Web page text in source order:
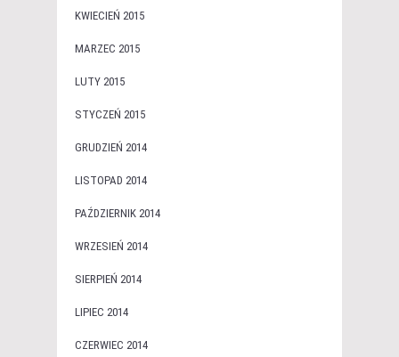
KWIECIEŃ 2015
MARZEC 2015
LUTY 2015
STYCZEŃ 2015
GRUDZIEŃ 2014
LISTOPAD 2014
PAŹDZIERNIK 2014
WRZESIEŃ 2014
SIERPIEŃ 2014
LIPIEC 2014
CZERWIEC 2014